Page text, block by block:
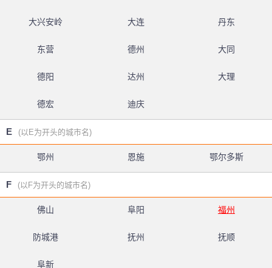
大兴安岭 大连 丹东
东营 德州 大同
德阳 达州 大理
德宏 迪庆
E (以E为开头的城市名)
鄂州 恩施 鄂尔多斯
F (以F为开头的城市名)
佛山 阜阳 福州
防城港 抚州 抚顺
阜新